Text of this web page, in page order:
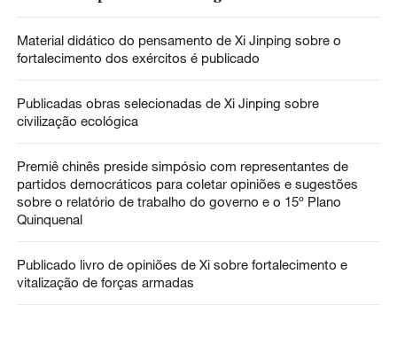
Material didático do pensamento de Xi Jinping sobre o
fortalecimento dos exércitos é publicado
Publicadas obras selecionadas de Xi Jinping sobre
civilização ecológica
Premiê chinês preside simpósio com representantes de
partidos democráticos para coletar opiniões e sugestões
sobre o relatório de trabalho do governo e o 15º Plano
Quinquenal
Publicado livro de opiniões de Xi sobre fortalecimento e
vitalização de forças armadas